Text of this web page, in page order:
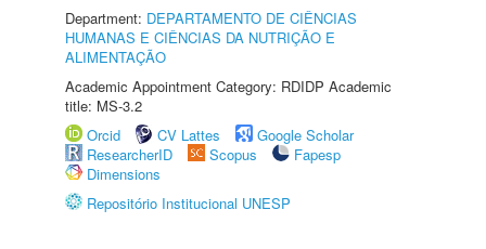
Department: DEPARTAMENTO DE CIÊNCIAS
HUMANAS E CIÊNCIAS DA NUTRIÇÃO E
ALIMENTAÇÃO
Academic Appointment Category: RDIDP Academic
title: MS-3.2
Orcid
CV Lattes
Google Scholar
ResearcherID
Scopus
Fapesp
Dimensions
Repositório Institucional UNESP